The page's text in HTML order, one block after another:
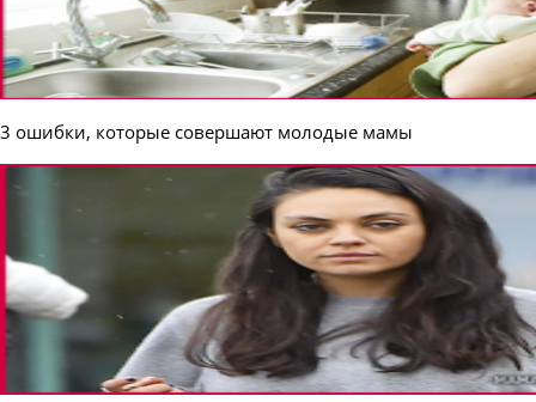
3 ошибки, которые совершают молодые мамы